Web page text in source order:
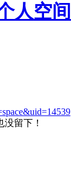
人空间
留下！